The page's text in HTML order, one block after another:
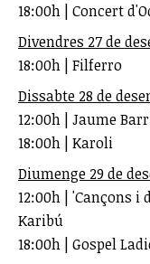
18:00h | Concert
Divendres 27 de
18:00h | Filferro
Dissabte 28 de
12:00h | Jaume
18:00h | Karoli
Diumenge 29 de
12:00h | 'Cançons i
Karibú
18:00h | Gospel